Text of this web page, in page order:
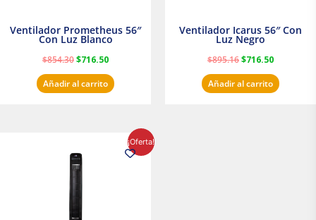
Ventilador Prometheus 56″
Con Luz Blanco
$854.30$716.50
Añadir al carrito
Ventilador Icarus 56″ Con
Luz Negro
$895.16$716.50
Añadir al carrito
¡Oferta!
original
era:
precio
actual